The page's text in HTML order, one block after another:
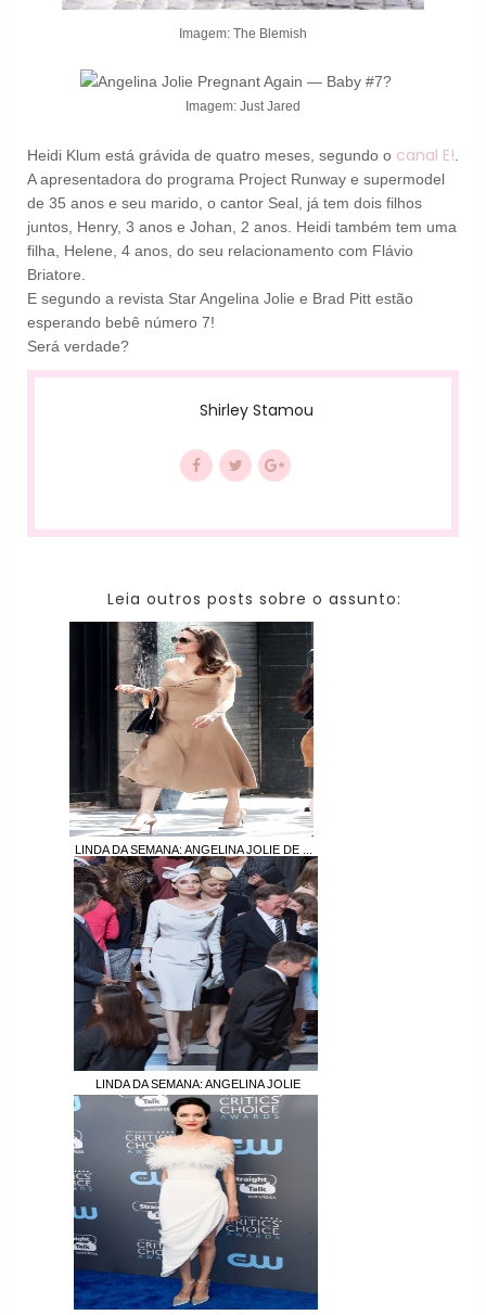
Imagem: The Blemish
Imagem: Just Jared
Heidi Klum está grávida de quatro meses, segundo o canal E!.
A apresentadora do programa Project Runway e supermodel
de 35 anos e seu marido, o cantor Seal, já tem dois filhos
juntos, Henry, 3 anos e Johan, 2 anos. Heidi também tem uma
filha, Helene, 4 anos, do seu relacionamento com Flávio
Briatore.
E segundo a revista Star Angelina Jolie e Brad Pitt estão
esperando bebê número 7!
Será verdade?
Shirley Stamou
Leia outros posts sobre o assunto:
LINDA DA SEMANA: ANGELINA JOLIE DE ...
LINDA DA SEMANA: ANGELINA JOLIE